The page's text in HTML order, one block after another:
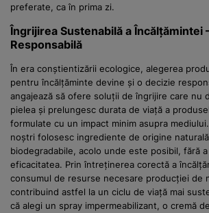
preferate, ca în prima zi.
Îngrijirea Sustenabilă a Încălțămintei
Responsabilă
În era conștientizării ecologice, alegerea
pentru încălțăminte devine și o decizie
angajează să ofere soluții de îngrijire care nu
pielea și prelungesc durata de viață a
formulate cu un impact minim asupra
noștri folosesc ingrediente de origine
biodegradabile, acolo unde este posibil, fără
eficacitatea. Prin întreținerea corectă a
consumul de resurse necesare producției de
contribuind astfel la un ciclu de viață mai
că alegi un spray impermeabilizant, o cremă